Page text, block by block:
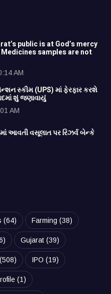
public is at God’s mercy
samples are not
AM
સ્કીમ (UPS) માં ફેરફાર કરશે
શું જણાવાયું
AM
આવતી વસૂલાત પર રિઝર્વ બેન્કે
(64) Farming (38)
Gujarat (39)
(508) IPO (19)
(1)